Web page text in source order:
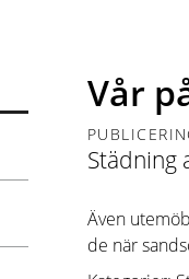
Vår
Städning
Även
de när